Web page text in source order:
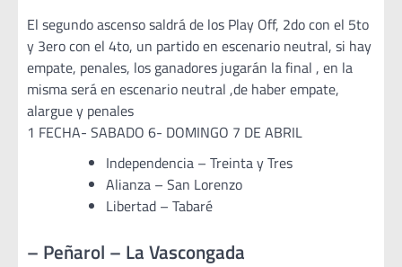
El segundo ascenso saldrá de los Play Off, 2do con el 5to
y 3ero con el 4to, un partido en escenario neutral, si hay
empate, penales, los ganadores jugarán la final , en la
misma será en escenario neutral ,de haber empate,
alargue y penales
1 FECHA- SABADO 6- DOMINGO 7 DE ABRIL
Independencia – Treinta y Tres
Alianza – San Lorenzo
Libertad – Tabaré
– Peñarol – La Vascongada